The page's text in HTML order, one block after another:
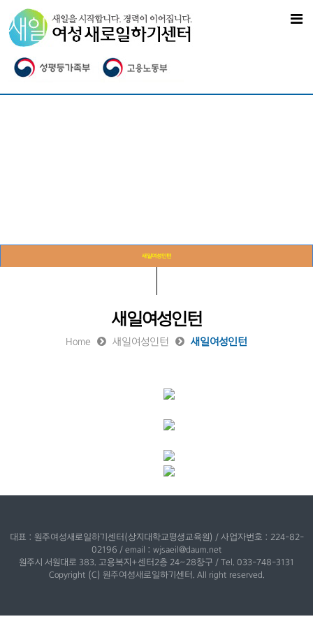
새일여성인턴
새일여성인턴
Home 새일여성인턴 새일여성인턴
대표 : 원주여성새로일하기센터(상지대학교평생교육원) / 사업자번호 : 224-82-
02196 / email : wjsaeil@daum.net
원주시 서원대로 383. 고용복지+센터2층 24~28창구 / Tel. 033-748-3131
Copyright (C) 원주여성새로일하기센터. All right reserved.